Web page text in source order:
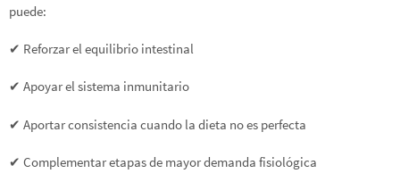
puede:
✔ Reforzar el equilibrio intestinal
✔ Apoyar el sistema inmunitario
✔ Aportar consistencia cuando la dieta no es perfecta
✔ Complementar etapas de mayor demanda fisiológica